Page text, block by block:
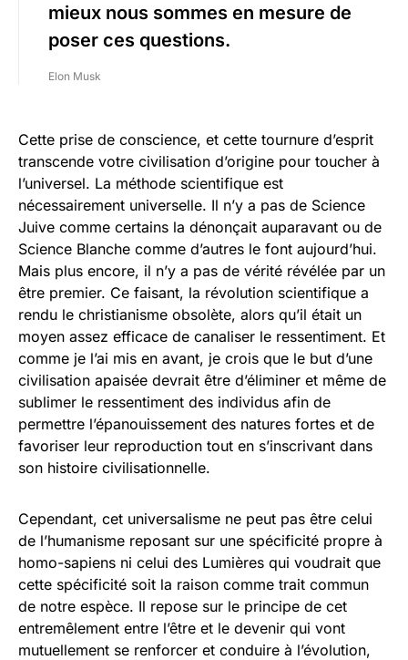
mieux nous sommes en mesure de
poser ces questions.
Elon Musk
Cette prise de conscience, et cette tournure d’esprit
transcende votre civilisation d’origine pour toucher à
l’universel. La méthode scientifique est
nécessairement universelle. Il n’y a pas de Science
Juive comme certains la dénonçait auparavant ou de
Science Blanche comme d’autres le font aujourd’hui.
Mais plus encore, il n’y a pas de vérité révélée par un
être premier. Ce faisant, la révolution scientifique a
rendu le christianisme obsolète, alors qu’il était un
moyen assez efficace de canaliser le ressentiment. Et
comme je l’ai mis en avant, je crois que le but d’une
civilisation apaisée devrait être d’éliminer et même de
sublimer le ressentiment des individus afin de
permettre l’épanouissement des natures fortes et de
favoriser leur reproduction tout en s’inscrivant dans
son histoire civilisationnelle.
Cependant, cet universalisme ne peut pas être celui
de l’humanisme reposant sur une spécificité propre à
homo-sapiens ni celui des Lumières qui voudrait que
cette spécificité soit la raison comme trait commun
de notre espèce. Il repose sur le principe de cet
entremêlement entre l’être et le devenir qui vont
mutuellement se renforcer et conduire à l’évolution,